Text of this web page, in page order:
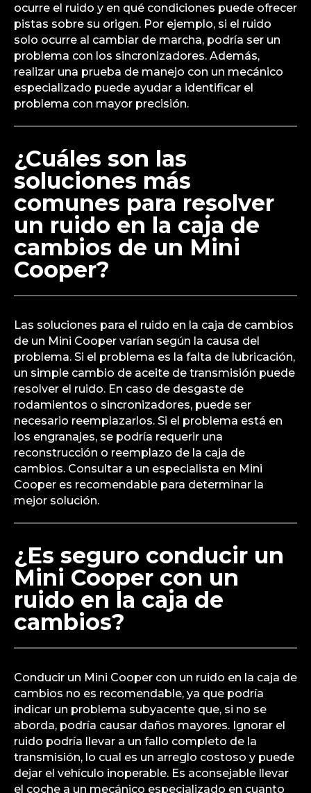
ocurre el ruido y en qué condiciones puede ofrecer
pistas sobre su origen. Por ejemplo, si el ruido
solo ocurre al cambiar de marcha, podría ser un
problema con los sincronizadores. Además,
realizar una prueba de manejo con un mecánico
especializado puede ayudar a identificar el
problema con mayor precisión.
¿Cuáles son las
soluciones más
comunes para resolver
un ruido en la caja de
cambios de un Mini
Cooper?
Las soluciones para el ruido en la caja de cambios
de un Mini Cooper varían según la causa del
problema. Si el problema es la falta de lubricación,
un simple cambio de aceite de transmisión puede
resolver el ruido. En caso de desgaste de
rodamientos o sincronizadores, puede ser
necesario reemplazarlos. Si el problema está en
los engranajes, se podría requerir una
reconstrucción o reemplazo de la caja de
cambios. Consultar a un especialista en Mini
Cooper es recomendable para determinar la
mejor solución.
¿Es seguro conducir un
Mini Cooper con un
ruido en la caja de
cambios?
Conducir un Mini Cooper con un ruido en la caja de
cambios no es recomendable, ya que podría
indicar un problema subyacente que, si no se
aborda, podría causar daños mayores. Ignorar el
ruido podría llevar a un fallo completo de la
transmisión, lo cual es un arreglo costoso y puede
dejar el vehículo inoperable. Es aconsejable llevar
el coche a un mecánico especializado en cuanto